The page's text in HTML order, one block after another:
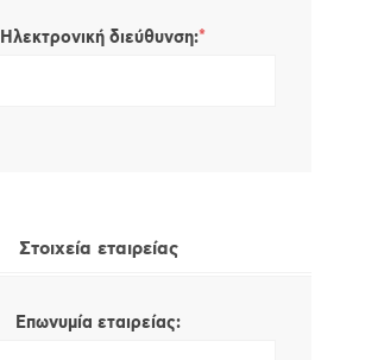
Ηλεκτρονική διεύθυνση:*
Στοιχεία εταιρείας
Επωνυμία εταιρείας: